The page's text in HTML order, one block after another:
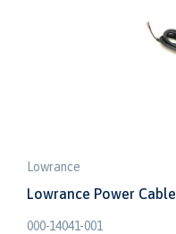
Lowrance
Lowrance Power Cable
000-14041-001